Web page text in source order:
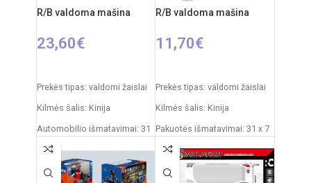
R/B valdoma mašina
23,60€
Prekės tipas: valdomi žaislai
Kilmės šalis: Kinija
Automobilio išmatavimai: 31
Rekomenduojamas amžius:
nuo 6 metų
R/B valdoma mašina
11,70€
Prekės tipas: valdomi žaislai
Kilmės šalis: Kinija
Pakuotės išmatavimai: 31 x 7
Automobilio išmatavimai: 20
x 9 cm